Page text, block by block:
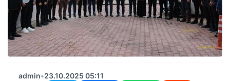
admin•23.10.2025 05:11